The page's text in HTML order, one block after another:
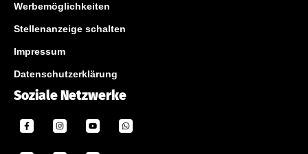
Werbemöglichkeiten
Stellenanzeige schalten
Impressum
Datenschutzerklärung
Soziale Netzwerke